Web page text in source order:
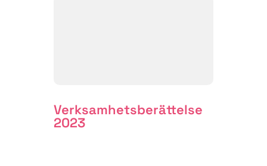
Verksamhets­berättelse
2023